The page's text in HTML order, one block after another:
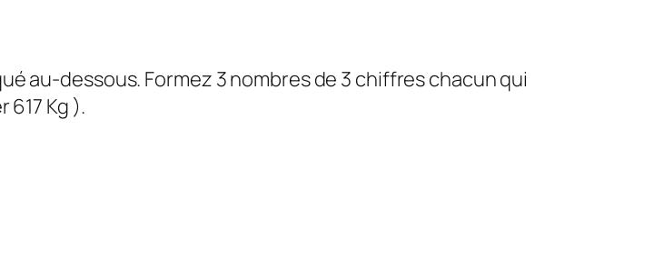
au-dessous. Formez 3 nombres de 3 chiffres chacun qui
Kg ).